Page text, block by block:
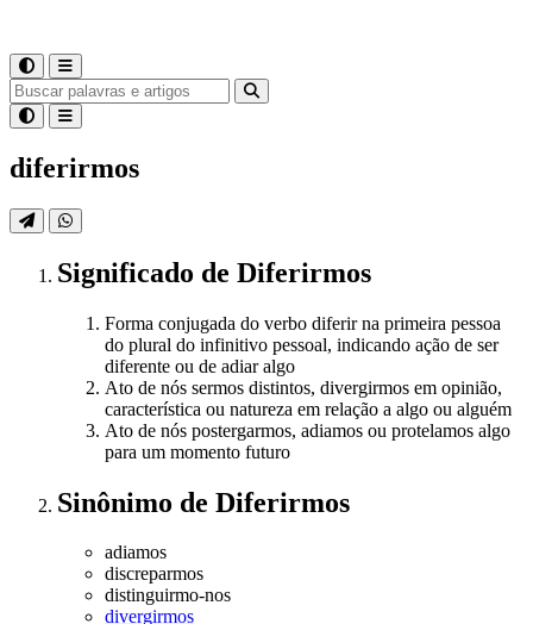
diferirmos
Significado de Diferirmos
Forma conjugada do verbo diferir na primeira pessoa
do plural do infinitivo pessoal, indicando ação de ser
diferente ou de adiar algo
Ato de nós sermos distintos, divergirmos em opinião,
característica ou natureza em relação a algo ou alguém
Ato de nós postergarmos, adiamos ou protelamos algo
para um momento futuro
Sinônimo de Diferirmos
adiamos
discreparmos
distinguirmo-nos
divergirmos